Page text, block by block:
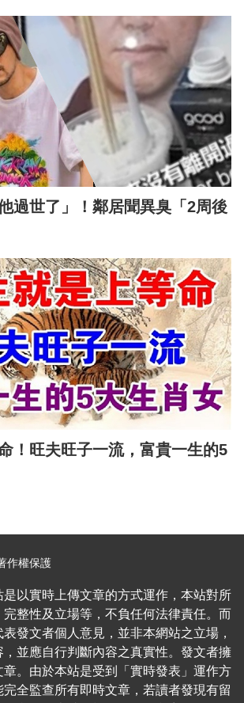
過世了」！鄰居聞異臭「2周後
！旺夫旺子一流，富貴一生的5
作權保護
是以實時上傳文章的方式運作，本站對所
整性及立場等，不負任何法律責任。而
發文者個人意見，並非本網站之立場，
，並應自行判斷內容之真實性。發文者擁
。由於本站是受到「實時發表」運作方
全監查所有即時文章，若讀者發現有留